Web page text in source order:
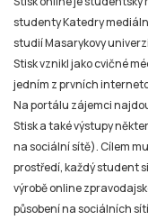
studenty Katedry
studií Masarykovy
Stisk vznikl jako cvičné
jedním z prvních
Na portálu zájemci
Stisk a také výstupy
na sociální sítě). Cílem
prostředí, každý student
výrobě online
působení na sociálních